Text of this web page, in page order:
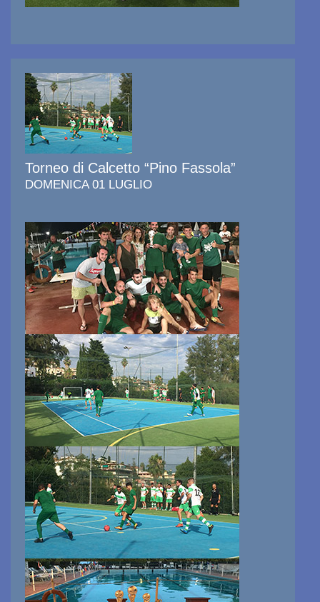
Torneo di Calcetto “Pino Fassola”
DOMENICA 01 LUGLIO